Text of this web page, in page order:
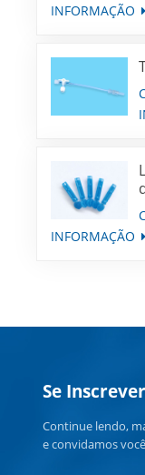
INFORMAÇÃO
INFORMAÇÃO
Se Inscrever
Continue lendo,
e convidamos